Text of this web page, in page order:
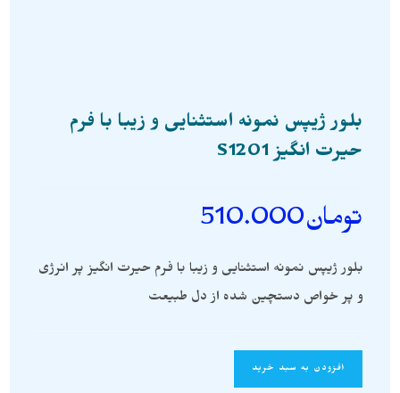
بلور ژیپس نمونه استثنایی و زیبا با فرم
حیرت انگیز S1201
تومان510.000
بلور ژیپس نمونه استثنایی و زیبا با فرم حیرت انگیز پر انرژی
و پر خواص دستچین شده از دل طبیعت
افزودن به سبد خرید